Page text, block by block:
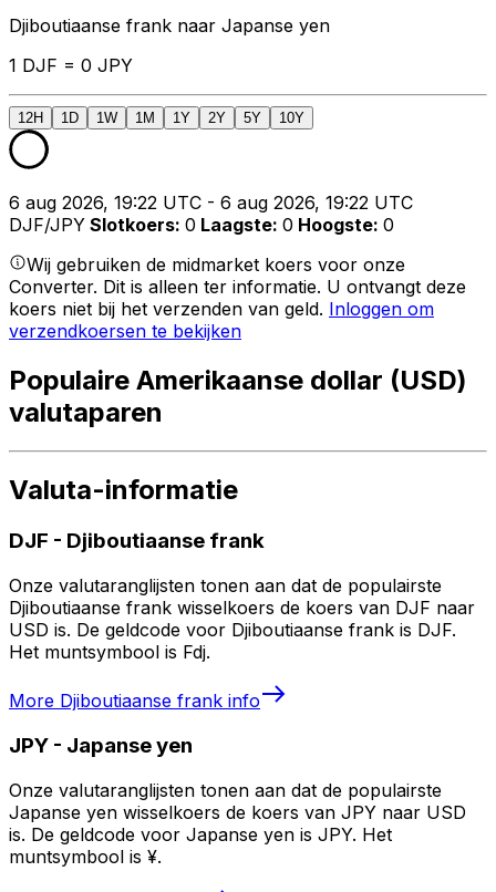
Djiboutiaanse frank naar Japanse yen
1 DJF = 0 JPY
12H 1D 1W 1M 1Y 2Y 5Y 10Y
6 aug 2026, 19:22 UTC - 6 aug 2026, 19:22 UTC
DJF/JPY Slotkoers: 0 Laagste: 0 Hoogste: 0
Wij gebruiken de midmarket koers voor onze
Converter. Dit is alleen ter informatie. U ontvangt deze
koers niet bij het verzenden van geld. Inloggen om
verzendkoersen te bekijken
Populaire Amerikaanse dollar (USD)
valutaparen
Valuta-informatie
DJF - Djiboutiaanse frank
Onze valutaranglijsten tonen aan dat de populairste
Djiboutiaanse frank wisselkoers de koers van DJF naar
USD is. De geldcode voor Djiboutiaanse frank is DJF.
Het muntsymbool is Fdj.
More Djiboutiaanse frank info
JPY - Japanse yen
Onze valutaranglijsten tonen aan dat de populairste
Japanse yen wisselkoers de koers van JPY naar USD
is. De geldcode voor Japanse yen is JPY. Het
muntsymbool is ¥.